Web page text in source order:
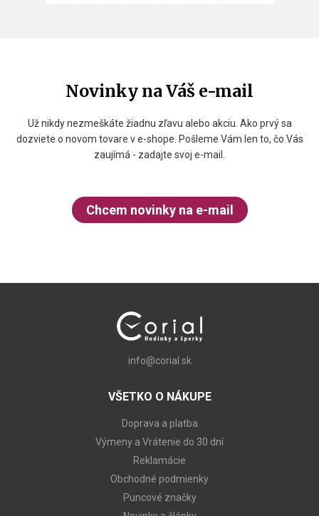
Novinky na Váš e-mail
Už nikdy nezmeškáte žiadnu zľavu alebo akciu. Ako prvý sa
dozviete o novom tovare v e-shope. Pošleme Vám len to, čo Vás
zaujímá - zadajte svoj e-mail.
Chcem novinky na e-mail
info@corial.sk
VŠETKO O NÁKUPE
Doprava a platba
Výmeny a Vrátenie do 30 dní
Reklamácie
Obchodné podmienky
Puncové značky